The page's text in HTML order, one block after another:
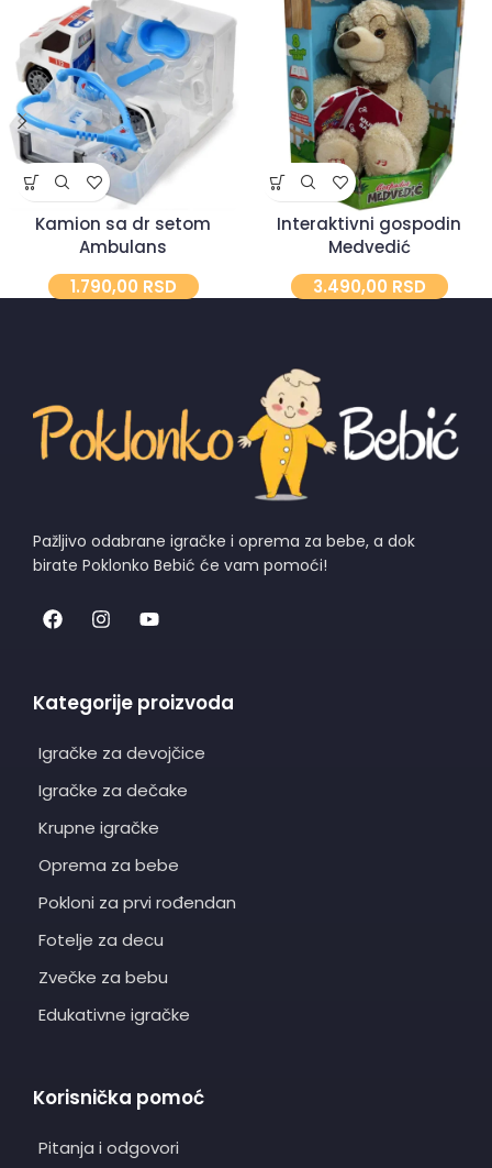
Kamion sa dr setom
Ambulans
1.790,00 RSD
Interaktivni gospodin
Medvedić
3.490,00 RSD
Pažljivo odabrane igračke i oprema za bebe, a dok
birate Poklonko Bebić će vam pomoći!
Kategorije proizvoda
Igračke za devojčice
Igračke za dečake
Krupne igračke
Oprema za bebe
Pokloni za prvi rođendan
Fotelje za decu
Zvečke za bebu
Edukativne igračke
Korisnička pomoć
Pitanja i odgovori